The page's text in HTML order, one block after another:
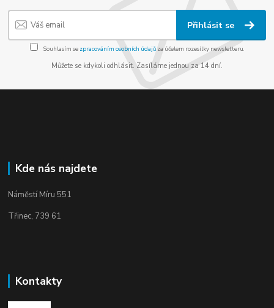
Přihlásit se
Souhlasím se zpracováním osobních údajůza účelem rozesílky newsletteru.
Můžete se kdykoli odhlásit. Zasíláme jednou za 14 dní.
Kde nás najdete
Náměstí Míru 551
Třinec, 739 61
Kontakty